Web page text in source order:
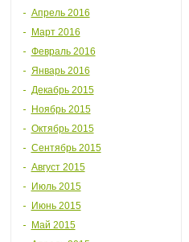
Апрель 2016
Март 2016
Февраль 2016
Январь 2016
Декабрь 2015
Ноябрь 2015
Октябрь 2015
Сентябрь 2015
Август 2015
Июль 2015
Июнь 2015
Май 2015